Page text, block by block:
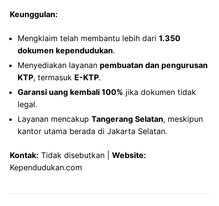
Keunggulan:
Mengklaim telah membantu lebih dari 1.350
dokumen kependudukan.
Menyediakan layanan pembuatan dan pengurusan
KTP, termasuk E-KTP.
Garansi uang kembali 100% jika dokumen tidak
legal.
Layanan mencakup Tangerang Selatan, meskipun
kantor utama berada di Jakarta Selatan.
Kontak: Tidak disebutkan | Website:
Kependudukan.com